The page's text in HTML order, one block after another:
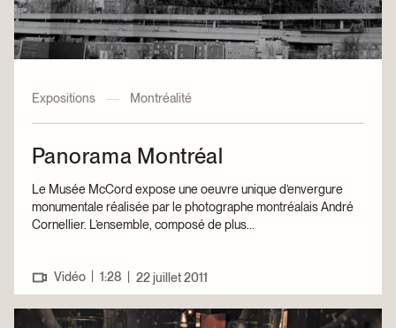
Expositions — Montréalité
Panorama Montréal
Le Musée McCord expose une oeuvre unique d’envergure
monumentale réalisée par le photographe montréalais André
Cornellier. L’ensemble, composé de plus...
Vidéo 1:28 22 juillet 2011